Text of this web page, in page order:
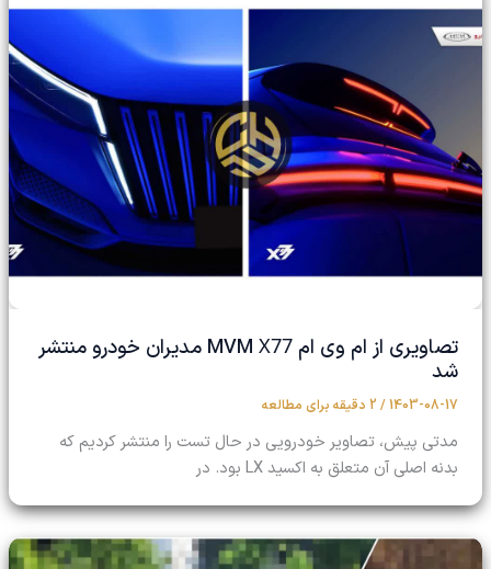
تصاویری از ام وی ام MVM X77
مدیران خودرو منتشر
شد
1403-08-17
/ 2 دقیقه برای مطالعه
مدتی پیش، تصاویر خودرویی در حال تست را منتشر کردیم که
بدنه اصلی آن متعلق به اکسید LX بود. در